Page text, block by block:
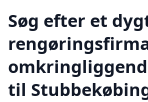
Søg efter et
til